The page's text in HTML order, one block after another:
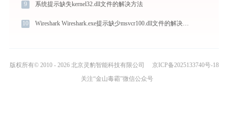
9 系统提示缺失kernel32.dll文件的解决方法
10 Wireshark Wireshark.exe提示缺少msvcr100.dll文件的解决办法
版权所有© 2010 - 2026 北京灵豹智能科技有限公司
京ICP备2025133740号-18
关注“金山毒霸”微信公众号